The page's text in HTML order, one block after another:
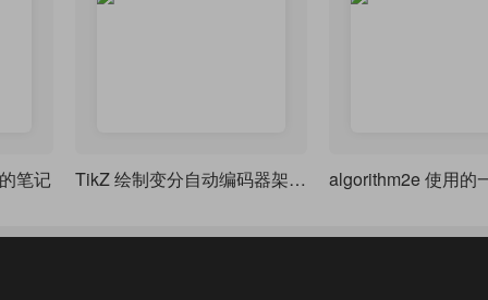
笔记 TikZ 绘制变分自动编码器架构 - 最早类型的机器学习模型